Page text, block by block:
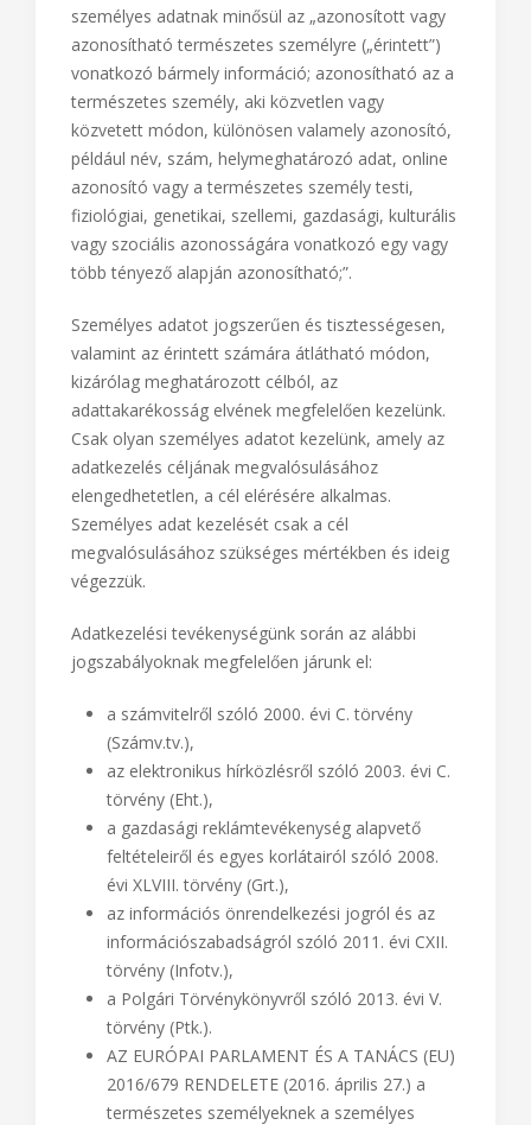
személyes adatnak minősül az „azonosított vagy
azonosítható természetes személyre („érintett”)
vonatkozó bármely információ; azonosítható az a
természetes személy, aki közvetlen vagy
közvetett módon, különösen valamely azonosító,
például név, szám, helymeghatározó adat, online
azonosító vagy a természetes személy testi,
fiziológiai, genetikai, szellemi, gazdasági, kulturális
vagy szociális azonosságára vonatkozó egy vagy
több tényező alapján azonosítható;”.
Személyes adatot jogszerűen és tisztességesen,
valamint az érintett számára átlátható módon,
kizárólag meghatározott célból, az
adattakarékosság elvének megfelelően kezelünk.
Csak olyan személyes adatot kezelünk, amely az
adatkezelés céljának megvalósulásához
elengedhetetlen, a cél elérésére alkalmas.
Személyes adat kezelését csak a cél
megvalósulásához szükséges mértékben és ideig
végezzük.
Adatkezelési tevékenységünk során az alábbi
jogszabályoknak megfelelően járunk el:
a számvitelről szóló 2000. évi C. törvény
(Számv.tv.),
az elektronikus hírközlésről szóló 2003. évi C.
törvény (Eht.),
a gazdasági reklámtevékenység alapvető
feltételeiről és egyes korlátairól szóló 2008.
évi XLVIII. törvény (Grt.),
az információs önrendelkezési jogról és az
információszabadságról szóló 2011. évi CXII.
törvény (Infotv.),
a Polgári Törvénykönyvről szóló 2013. évi V.
törvény (Ptk.).
AZ EURÓPAI PARLAMENT ÉS A TANÁCS (EU)
2016/679 RENDELETE (2016. április 27.) a
természetes személyeknek a személyes